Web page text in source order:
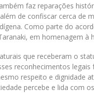
faz reparações
de confiscar cerca de
Como parte do
em homenagem à
que receberam o
reconhecimentos
respeito e dignidade
percebe e lida com